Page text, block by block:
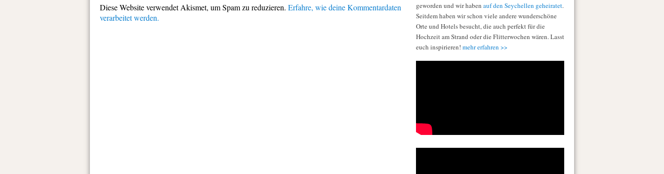
Diese Website verwendet Akismet, um Spam zu reduzieren. Erfahre, wie deine Kommentardaten
verarbeitet werden.
geworden und wir haben auf den Seychellen geheiratet.
Seitdem haben wir schon viele andere wunderschöne
Orte und Hotels besucht, die auch perfekt für die
Hochzeit am Strand oder die Flitterwochen wären. Lasst
euch inspirieren! mehr erfahren >>